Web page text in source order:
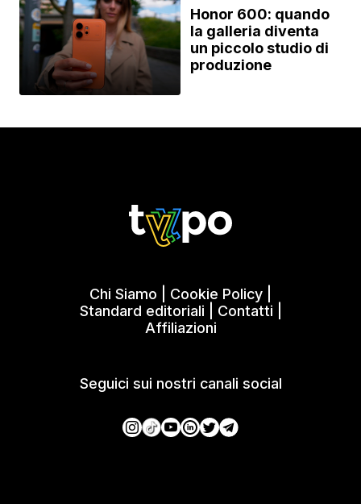
Honor 600: quando
la galleria diventa
un piccolo studio di
produzione
Chi Siamo Cookie Policy
Standard editoriali
Contatti
Affiliazioni
Seguici sui nostri canali social